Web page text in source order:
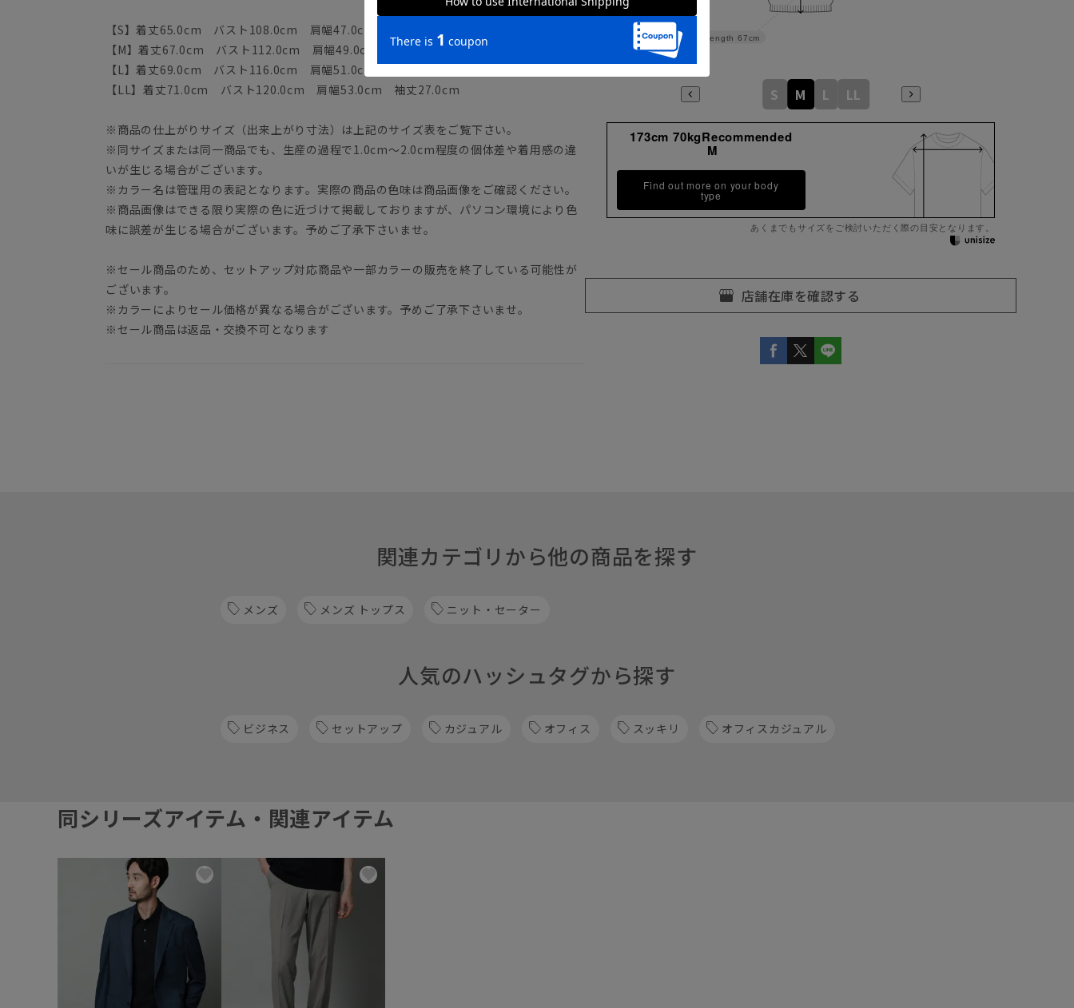
【S】着丈65.0cm バスト108.0cm 肩幅47.0cm 袖丈23.0cm
【M】着丈67.0cm バスト112.0cm 肩幅49.0cm 袖丈25.0cm
【L】着丈69.0cm バスト116.0cm 肩幅51.0cm 袖丈26.0cm
【LL】着丈71.0cm バスト120.0cm 肩幅53.0cm 袖丈27.0cm
※商品の仕上がりサイズ（出来上がり寸法）は上記のサイズ表をご覧下さい。
※同サイズまたは同一商品でも、生産の過程で1.0cm～2.0cm程度の個体差や着用感の違
いが生じる場合がございます。
※カラー名は管理用の表記となります。実際の商品の色味は商品画像をご確認ください。
※商品画像はできる限り実際の色に近づけて掲載しておりますが、パソコン環境により色
味に誤差が生じる場合がございます。予めご了承下さいませ。
※セール商品のため、セットアップ対応商品や一部カラーの販売を終了している可能性が
ございます。
※カラーによりセール価格が異なる場合がございます。予めご了承下さいませ。
※セール商品は返品・交換不可となります
Length 67cm
S M L LL
173cm 70kgRecommended
M
Find out more on your body
type
あくまでもサイズをご検討いただく際の目安となります。
関連カテゴリから他の商品を探す
メンズ メンズ トップス ニット・セーター
人気のハッシュタグから探す
ビジネス セットアップ カジュアル オフィス スッキリ オフィスカジュアル
同シリーズアイテム・関連アイテム